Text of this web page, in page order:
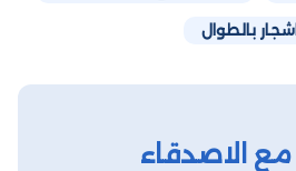
بالطوال
الاصدقاء